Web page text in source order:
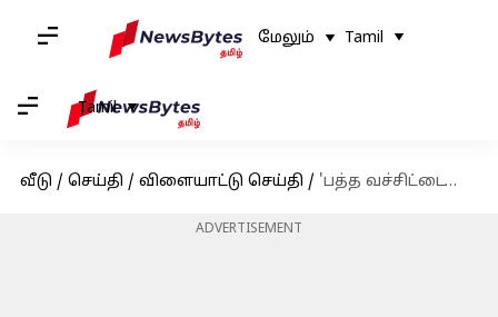
மேலும் Tamil
Tamil
வீடு / செய்தி / விளையாட்டு செய்தி / 'பத்த வச்சிட்டையே பரட்டை' : சிஎஸ்கே மீது அதிருப்தியில் இருக்கிறாரா ஜடேஜா?
ADVERTISEMENT